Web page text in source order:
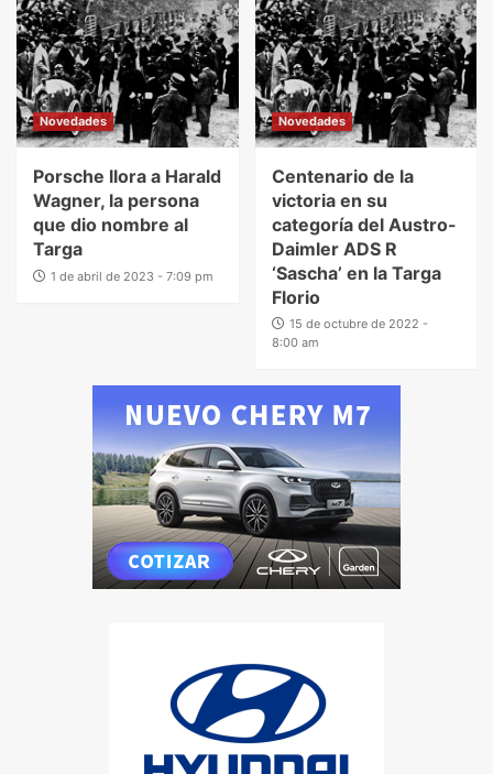
Novedades
Porsche llora a Harald
Wagner, la persona
que dio nombre al
Targa
1 de abril de 2023 - 7:09 pm
Novedades
Centenario de la
victoria en su
categoría del Austro-
Daimler ADS R
‘Sascha’ en la Targa
Florio
15 de octubre de 2022 -
8:00 am